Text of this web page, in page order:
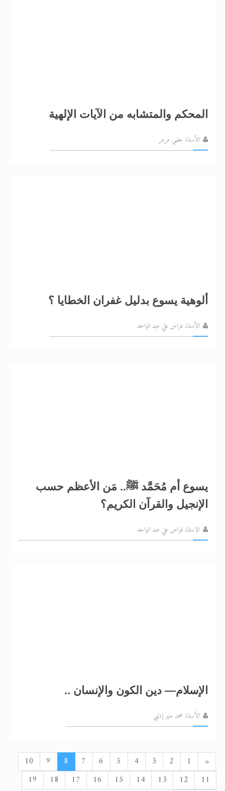
المحكم والمتشابه من الآيات الإلهية
الأستاذ حلمي مرمر
ألوهية يسوع بدليل غفران الخطايا ؟
الأستاذ فراس علي عبد الواحد
يسوع أم مُحَمَّد ﷺ.. مَن الأعظم حسب
الإنجيل والقرآن الكريم؟
الاستاذ فراس علي عبد الواحد
الإسلام— دين الكون والإنسان ..
الأستاذ محمد منير إدلبي
« السابق1
2
3
4
5
6
7
8
9
10
11
12
13
14
15
16
17
18
19